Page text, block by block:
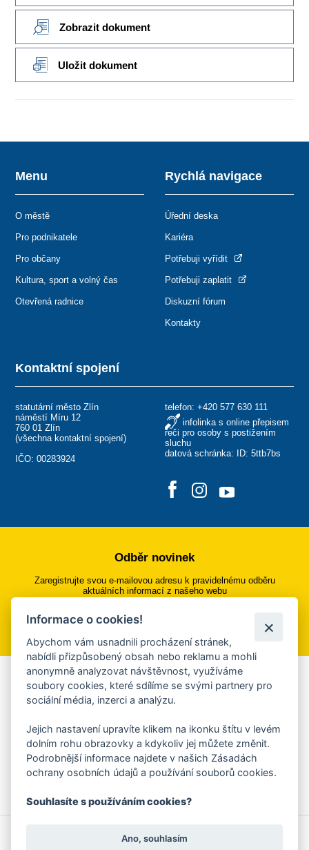
Zobrazit dokument
Uložit dokument
Kontaktní spojení
statutární město Zlín
náměstí Míru 12
760 01 Zlín
(všechna kontaktní spojení)
IČO: 00283924
telefon: +420 577 630 111
infolinka s online přepisem
řeči pro osoby s postižením
sluchu
datová schránka: ID: 5ttb7bs
Menu
O městě
Pro podnikatele
Pro občany
Kultura, sport a volný čas
Otevřená radnice
Rychlá navigace
Úřední deska
Kariéra
Potřebuji vyřídit
Potřebuji zaplatit
Diskuzní fórum
Kontakty
Odběr novinek
Zaregistrujte svou e-mailovou adresu k pravidelnému odběru
aktuálních informací z našeho webu
Přihlásit se k odběru
Aplikace Mobilní rozhlas
Chcete dostávat do svého mobilu či mailu upozornění na
ankety, pozvánky na kulturní a sportovní akce?
Více informací o aplikaci
Ochrana osobních údajů
Informace o cookies!
Abychom vám usnadnili procházení stránek,
nabídli přizpůsobený obsah nebo reklamu a mohli
anonymně analyzovat návštěvnost, využíváme
soubory cookies, které sdílíme se svými partnery pro
sociální média, inzerci a analýzu.
Jejich nastavení upravíte klikem na ikonku štítu v levém
dolním rohu obrazovky a kdykoliv jej můžete změnit.
Podrobnější informace najdete v našich Zásadách
ochrany osobních údajů a používání souborů cookies.
Souhlasíte s používáním cookies?
Ano, souhlasím